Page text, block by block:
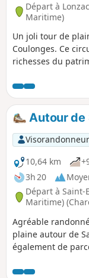
Départ à
Maritime)
Un joli tour de
Coulonges. Ce
richesses du
randonnée.
Autour de
Visorandonneur
10,64 km
3h 20
Départ à Saint-
Maritime)
Agréable
plaine autour de
également de
balade.